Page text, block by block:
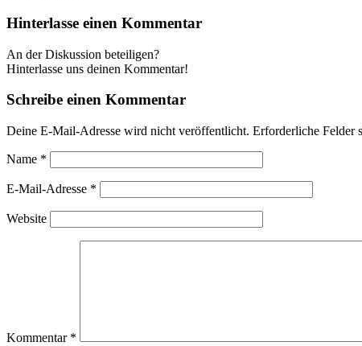
Hinterlasse einen Kommentar
An der Diskussion beteiligen?
Hinterlasse uns deinen Kommentar!
Schreibe einen Kommentar
Deine E-Mail-Adresse wird nicht veröffentlicht. Erforderliche Felder
Name *
E-Mail-Adresse *
Website
Kommentar *